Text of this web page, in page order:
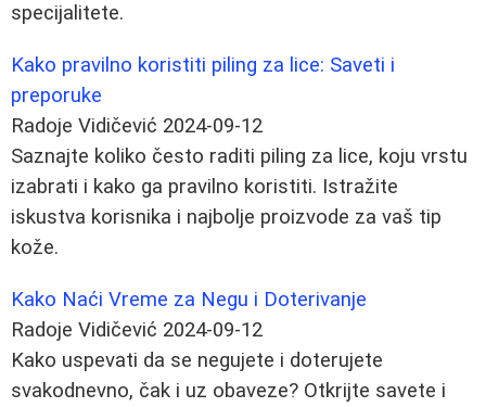
specijalitete.
Kako pravilno koristiti piling za lice: Saveti i
preporuke
Radoje Vidičević 2024-09-12
Saznajte koliko često raditi piling za lice, koju vrstu
izabrati i kako ga pravilno koristiti. Istražite
iskustva korisnika i najbolje proizvode za vaš tip
kože.
Kako Naći Vreme za Negu i Doterivanje
Radoje Vidičević 2024-09-12
Kako uspevati da se negujete i doterujete
svakodnevno, čak i uz obaveze? Otkrijte savete i